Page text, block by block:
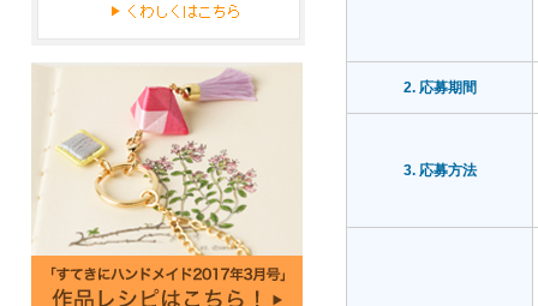
2. 応募期間
3. 応募方法